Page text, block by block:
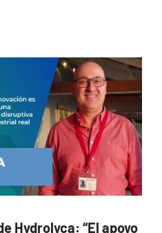
Hydrolyca: “El apoyo